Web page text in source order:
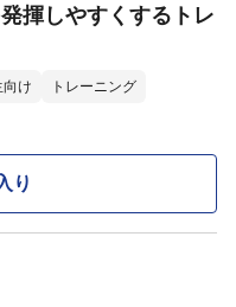
揮しやすくするトレ
向け トレーニング
り